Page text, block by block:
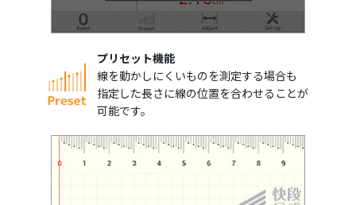
プリセット機能
線を動かしにくいものを測定する場合も
指定した長さに線の位置を合わせることが
可能です。